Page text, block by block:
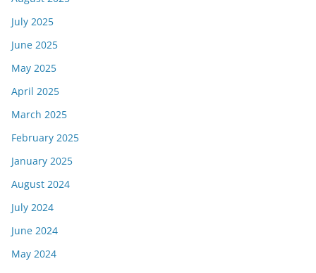
July 2025
June 2025
May 2025
April 2025
March 2025
February 2025
January 2025
August 2024
July 2024
June 2024
May 2024